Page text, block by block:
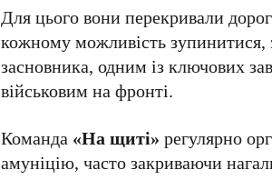
Для цього вони перекривали
кожному можливість зупинитися,
засновника, одним із ключових
військовим на фронті.
Команда «На щиті» регулярно
амуніцію, часто закриваючи